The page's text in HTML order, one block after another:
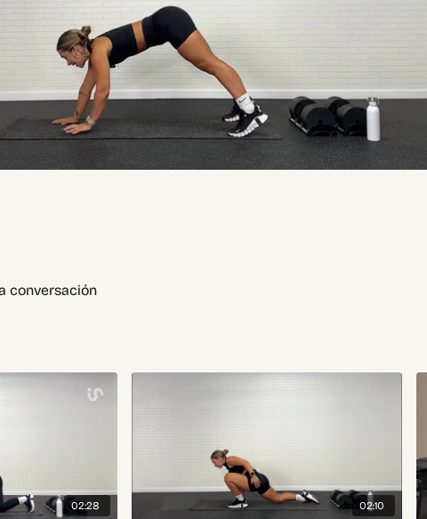
conversación
02:28 02:10